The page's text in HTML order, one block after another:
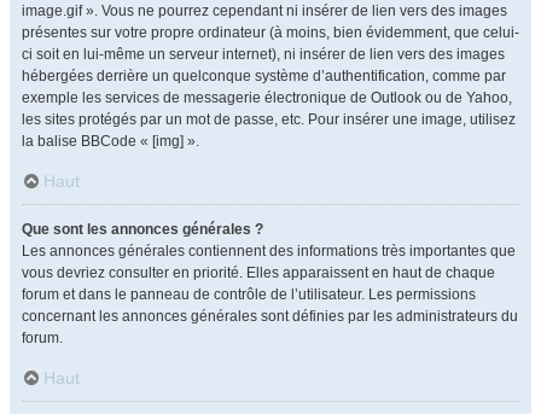
image.gif ». Vous ne pourrez cependant ni insérer de lien vers des images
présentes sur votre propre ordinateur (à moins, bien évidemment, que celui-
ci soit en lui-même un serveur internet), ni insérer de lien vers des images
hébergées derrière un quelconque système d’authentification, comme par
exemple les services de messagerie électronique de Outlook ou de Yahoo,
les sites protégés par un mot de passe, etc. Pour insérer une image, utilisez
la balise BBCode « [img] ».
Haut
Que sont les annonces générales ?
Les annonces générales contiennent des informations très importantes que
vous devriez consulter en priorité. Elles apparaissent en haut de chaque
forum et dans le panneau de contrôle de l’utilisateur. Les permissions
concernant les annonces générales sont définies par les administrateurs du
forum.
Haut